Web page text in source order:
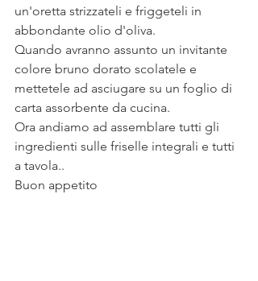
un'oretta strizzateli e friggeteli in
abbondante olio d'oliva.
Quando avranno assunto un invitante
colore bruno dorato scolatele e
mettetele ad asciugare su un foglio di
carta assorbente da cucina.
Ora andiamo ad assemblare tutti gli
ingredienti sulle friselle integrali e tutti
a tavola..
Buon appetito